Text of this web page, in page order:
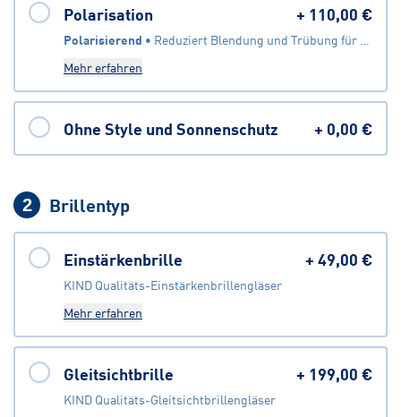
Polarisation + 110,00 €
Polarisierend •
Reduziert Blendung und Trübung für eine klarere Sicht
Mehr erfahren
Ohne Style und Sonnenschutz + 0,00 €
2 Brillentyp
Einstärkenbrille +49,00 €
KIND Qualitäts-Einstärkenbrillengläser
Mehr erfahren
Gleitsichtbrille + 199,00 €
KIND Qualitäts-Gleitsichtbrillengläser